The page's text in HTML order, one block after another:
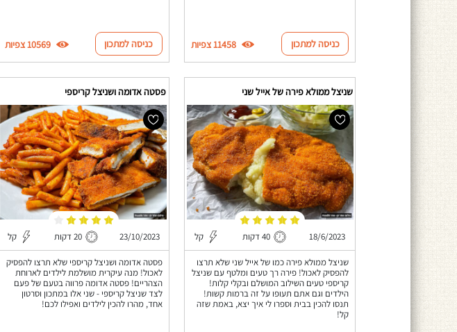
כניסה למתכון 11458 צפיות כניסה למתכון 10569 צפיות
שניצל ממולא פירה של אייל שני
18/6/2023 40 דקות קל
שניצל ממולא פירה כמו של אייל שני שלא תרצו
להפסיק לאכול! פירה רך טעים ומלטף עם שניצל
קריספי טעים השילוב המושלם ובקלי קלות!
הילדים וגם אתם תעופו על זה ברמות קשות!
תנסו להכין בבית וספרו לי איך יצא, באמת שזה
קל!
פסטה אדומה ושניצל קריספי
23/10/2023 20 דקות קל
פסטה אדומה ושניצל קריספי שלא תרצו להפסיק
לאכול! מנה עיקרית מושלמת לילדים לארוחת
הצהריים! פסטה אדומה פרווה בטעם של פעם
לצד שניצל קריספי - שני אלו במתכון וסרטון
אחד, מהרו להכין לילדים ואפילו לכם!